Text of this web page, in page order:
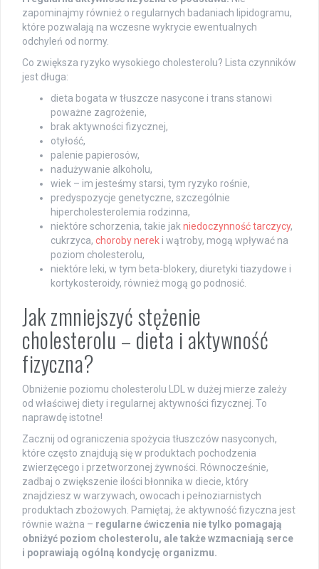
zapominajmy również o regularnych badaniach lipidogramu,
które pozwalają na wczesne wykrycie ewentualnych
odchyleń od normy.
Co zwiększa ryzyko wysokiego cholesterolu? Lista czynników
jest długa:
dieta bogata w tłuszcze nasycone i trans stanowi
poważne zagrożenie,
brak aktywności fizycznej,
otyłość,
palenie papierosów,
nadużywanie alkoholu,
wiek – im jesteśmy starsi, tym ryzyko rośnie,
predyspozycje genetyczne, szczególnie
hipercholesterolemia rodzinna,
niektóre schorzenia, takie jakniedoczynność tarczycy,
cukrzyca, choroby nerek i wątroby, mogą wpływać na
poziom cholesterolu,
niektóre leki, w tym beta-blokery, diuretyki tiazydowe i
kortykosteroidy, również mogą go podnosić.
Jak zmniejszyć stężenie
cholesterolu – dieta i aktywność
fizyczna?
Obniżenie poziomu cholesterolu LDL w dużej mierze zależy
od właściwej diety i regularnej aktywności fizycznej. To
naprawdę istotne!
Zacznij od ograniczenia spożycia tłuszczów nasyconych,
które często znajdują się w produktach pochodzenia
zwierzęcego i przetworzonej żywności. Równocześnie,
zadbaj o zwiększenie ilości błonnika w diecie, który
znajdziesz w warzywach, owocach i pełnoziarnistych
produktach zbożowych. Pamiętaj, że aktywność fizyczna jest
równie ważna – regularne ćwiczenia nie tylko pomagają
obniżyć poziom cholesterolu, ale także wzmacniają serce
i poprawiają ogólną kondycję organizmu.